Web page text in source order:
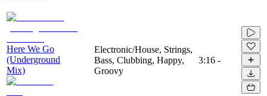
Here We Go
(Underground
Mix)
Electronic/House, Strings,
Bass, Clubbing, Happy,
Groovy
3:16 -